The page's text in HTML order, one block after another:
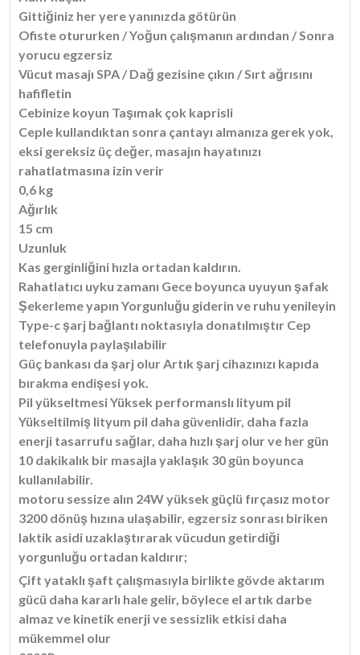
Gittiğiniz her yere yanınızda götürün
Ofiste otururken / Yoğun çalışmanın ardından / Sonra
yorucu egzersiz
Vücut masajı SPA / Dağ gezisine çıkın / Sırt ağrısını
hafifletin
Cebinize koyun Taşımak çok kaprisli
Ceple kullandıktan sonra çantayı almanıza gerek yok,
eksi gereksiz üç değer, masajın hayatınızı
rahatlatmasına izin verir
0,6 kg
Ağırlık
15 cm
Uzunluk
Kas gerginliğini hızla ortadan kaldırın.
Rahatlatıcı uyku zamanı Gece boyunca uyuyun şafak
Şekerleme yapın Yorgunluğu giderin ve ruhu yenileyin
Type-c şarj bağlantı noktasıyla donatılmıştır Cep
telefonuyla paylaşılabilir
Güç bankası da şarj olur Artık şarj cihazınızı kapıda
bırakma endişesi yok.
Pil yükseltmesi Yüksek performanslı lityum pil
Yükseltilmiş lityum pil daha güvenlidir, daha fazla
enerji tasarrufu sağlar, daha hızlı şarj olur ve her gün
10 dakikalık bir masajla yaklaşık 30 gün boyunca
kullanılabilir.
motoru sessize alın 24W yüksek güçlü fırçasız motor
3200 dönüş hızına ulaşabilir, egzersiz sonrası biriken
laktik asidi uzaklaştırarak vücudun getirdiği
yorgunluğu ortadan kaldırır;
Çift yataklı şaft çalışmasıyla birlikte gövde aktarım
gücü daha kararlı hale gelir, böylece el artık darbe
almaz ve kinetik enerji ve sessizlik etkisi daha
mükemmel olur